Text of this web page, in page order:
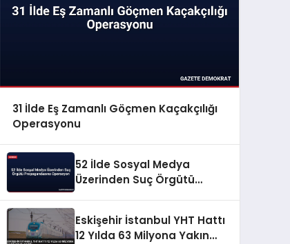
31 İlde Eş Zamanlı Göçmen Kaçakçılığı
Operasyonu
52 İlde Sosyal Medya
Üzerinden Suç Örgütü
Eskişehir İstanbul YHT Hattı
12 Yılda 63 Milyona Yakın